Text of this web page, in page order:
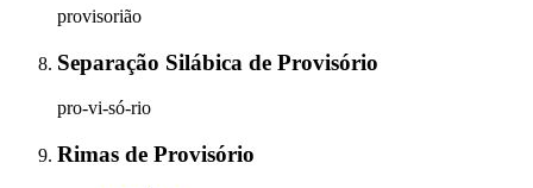
provisorião
Separação Silábica de Provisório
pro-vi-só-rio
Rimas de Provisório